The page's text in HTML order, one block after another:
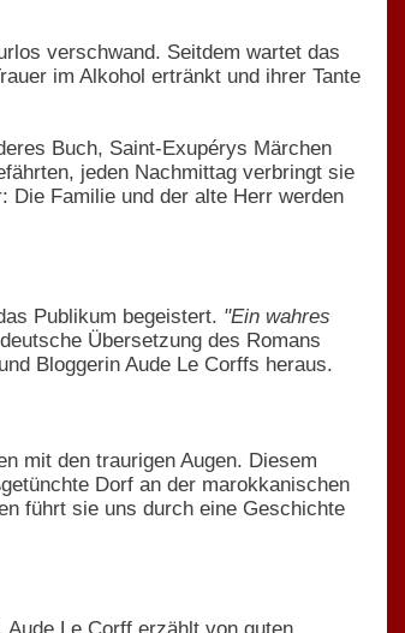
verschwand. Seitdem wartet das
im Alkohol ertränkt und ihrer Tante
Buch, Saint-Exupérys Märchen
jeden Nachmittag verbringt sie
Familie und der alte Herr werden
Publikum begeistert. "Ein wahres
Übersetzung des Romans
Bloggerin Aude Le Corffs heraus.
mit den traurigen Augen. Diesem
Dorf an der marokkanischen
führt sie uns durch eine Geschichte